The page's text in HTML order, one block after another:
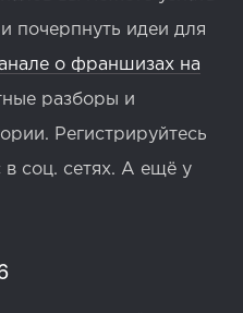
почерпнуть идеи для
о франшизах на
разборы и
Регистрируйтесь
в соц. сетях. А ещё у